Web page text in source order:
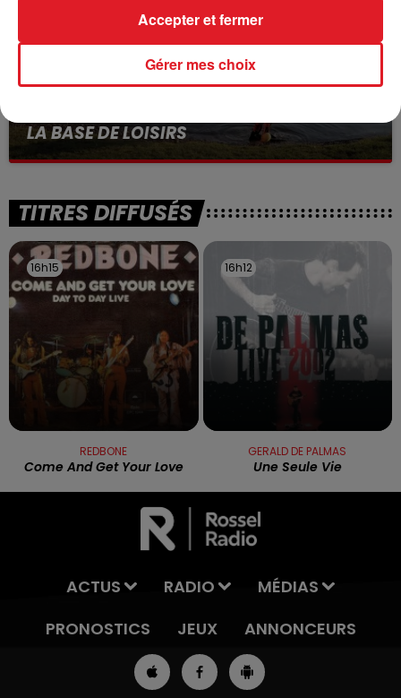
LA BASE DE LOISIRS
La victime a coulé à pic
TITRES DIFFUSÉS
16h15
16h15
REDBONE
Come And Get Your Love
16h12
16h12
GERALD DE PALMAS
Une Seule Vie
ACTUS RADIO
MÉDIAS
PRONOSTICS
JEUX ANNONCEURS
Gérer mes choix
Accepter et fermer